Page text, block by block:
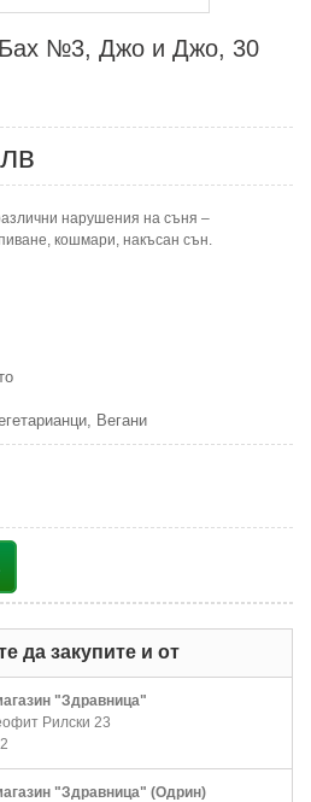
№3, Джо и Джо, 30
нарушения на съня –
кошмари, накъсан сън.
Вегани
да закупите и от
"Здравница"
Рилски 23
"Здравница" (Одрин)